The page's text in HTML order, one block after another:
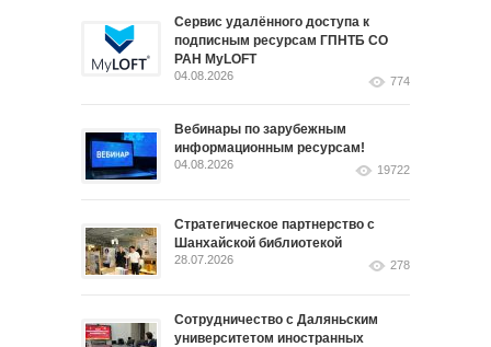
Сервис удалённого доступа к
подписным ресурсам ГПНТБ СО
РАН MyLOFT
04.08.2026 774
Вебинары по зарубежным
информационным ресурсам!
04.08.2026 19722
Стратегическое партнерство с
Шанхайской библиотекой
28.07.2026 278
Сотрудничество с Даляньским
университетом иностранных